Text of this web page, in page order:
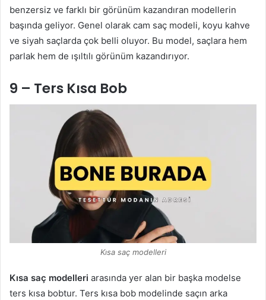
benzersiz ve farklı bir görünüm kazandıran modellerin
başında geliyor. Genel olarak cam saç modeli, koyu kahve
ve siyah saçlarda çok belli oluyor. Bu model, saçlara hem
parlak hem de ışıltılı görünüm kazandırıyor.
9 – Ters Kısa Bob
Kısa saç modelleri
Kısa saç modelleri arasında yer alan bir başka modelse
ters kısa bobtur. Ters kısa bob modelinde saçın arka